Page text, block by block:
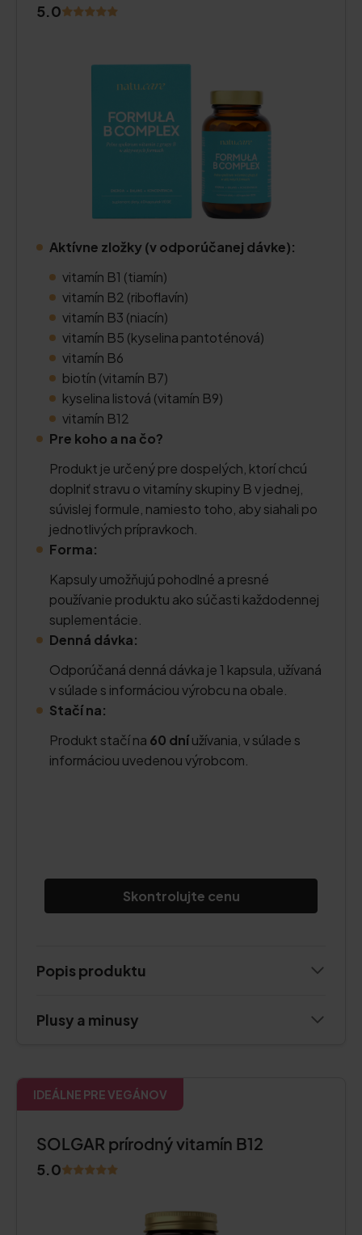
5.0
Aktívne zložky (v odporúčanej dávke):
vitamín B1 (tiamín)
vitamín B2 (riboflavín)
vitamín B3 (niacín)
vitamín B5 (kyselina pantoténová)
vitamín B6
biotín (vitamín B7)
kyselina listová (vitamín B9)
vitamín B12
Pre koho a na čo?
Produkt je určený pre dospelých, ktorí chcú
doplniť stravu o vitamíny skupiny B v jednej,
súvislej formule, namiesto toho, aby siahali po
jednotlivých prípravkoch.
Forma:
Kapsuly umožňujú pohodlné a presné
používanie produktu ako súčasti každodennej
suplementácie.
Denná dávka:
Odporúčaná denná dávka je 1 kapsula, užívaná
v súlade s informáciou výrobcu na obale.
Stačí na:
Produkt stačí na 60 dníužívania, v súlade s
informáciou uvedenou výrobcom.
Skontrolujte cenu
Popis produktu
Plusy a minusy
IDEÁLNE PRE VEGÁNOV
SOLGAR prírodný vitamín B12
5.0